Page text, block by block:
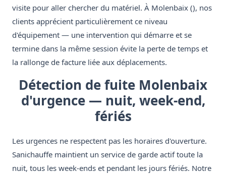
visite pour aller chercher du matériel. À Molenbaix (), nos
clients apprécient particulièrement ce niveau
d'équipement — une intervention qui démarre et se
termine dans la même session évite la perte de temps et
la rallonge de facture liée aux déplacements.
Détection de fuite Molenbaix
d'urgence — nuit, week-end,
fériés
Les urgences ne respectent pas les horaires d'ouverture.
Sanichauffe maintient un service de garde actif toute la
nuit, tous les week-ends et pendant les jours fériés. Notre